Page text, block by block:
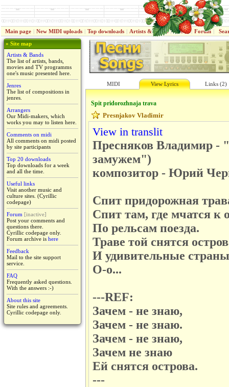
Main page | New MIDI uploads | Top downloads | Artists & Bands | Jenres | Forum |
» Site map
Artists & Bands
The list of artists, bands,
movies and TV programms
one's music presented here.
Jenres
The list of compositions in
jenres.
Arrangers
Our Midi-makers, which
works you may to listen here.
Comments on midi
All comments on midi posted
by site participants
Top 20 downloads
Top downloads for a week
and all the time.
Useful links
Visit another music and
culture sites. (Cyrillic
codepage)
Forum [inactive]
Post your comments and
questions there.
Cyrillic codepage only.
Forum archive is here
Feedback
Mail to the site support
service.
FAQ
Frequently asked questions.
With the answers :-)
About this site
Site rules and agreements.
Cyrillic codepage only.
MIDI View Lyrics Links (2)
Spit pridorozhnaja trava
Presnjakov Vladimir
View in translit
Пресняков Владимир -
замужем")
композитор - Юрий
Спит придорожная
Спит там, где мчатся к
По рельсам поезда.
Траве той снятся
И удивительные страны
О-о...
---REF:
Зачем - не знаю,
Зачем - не знаю.
Зачем - не знаю,
Зачем не знаю
Ей снятся острова.
---